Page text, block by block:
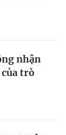
nhận
trò